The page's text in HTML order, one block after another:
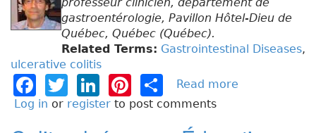
professeur clinicien, département de
gastroentérologie, Pavillon Hôtel-Dieu de
Québec, Québec (Québec).
Related Terms: Gastrointestinal Diseases,
ulcerative colitis
F
a
T
w
Li
n
Pi
n
h
Read more
Log in or register to post comments